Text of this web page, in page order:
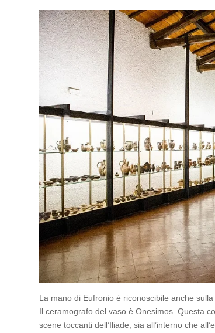
La mano di Eufronio è riconoscibile anche sulla
Il ceramografo del vaso è Onesimos. Questa
scene toccanti dell’Iliade, sia all’interno che